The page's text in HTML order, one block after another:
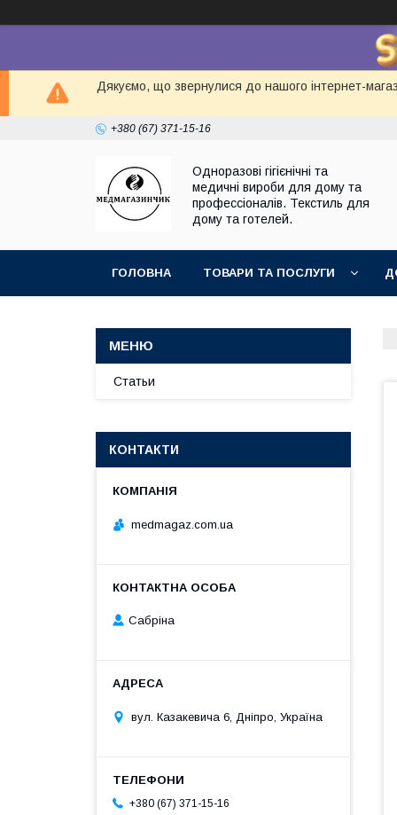
Дякуємо, що звернулися до нашого інтернет-
+380 (67) 371-15-16
Одноразові гігієнічні та
медичні вироби для дому та
профессіоналів. Текстиль для
дому та готелей.
ГОЛОВНА ТОВАРИ ТА ПОСЛУГИ
Статьи
КОНТАКТИ
medmagaz.com.ua
Сабріна
вул. Казакевича 6, Дніпро, Україна
+380 (67) 371-15-16